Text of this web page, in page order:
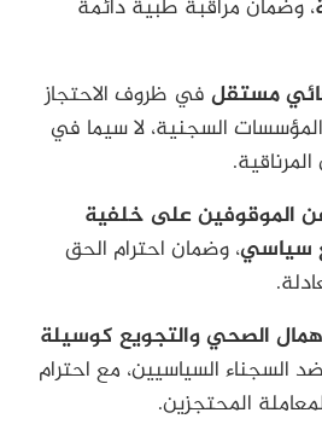
، وضمان مراقبة طبية دائمة
مستقل في ظروف الاحتجاز
السجنية، لا سيما في
عن الموقوفين على خلفية
سياسي، وضمان احترام الحق
الصحي والتجويع كوسيلة
ضد السجناء السياسيين، مع احترام
المحتجزين.